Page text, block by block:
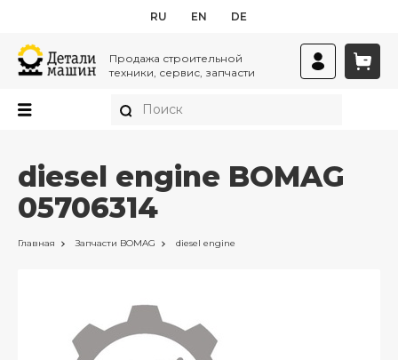
RU EN DE
Продажа строительной
техники, сервис, запчасти
diesel engine BOMAG
05706314
Главная Запчасти BOMAG diesel engine